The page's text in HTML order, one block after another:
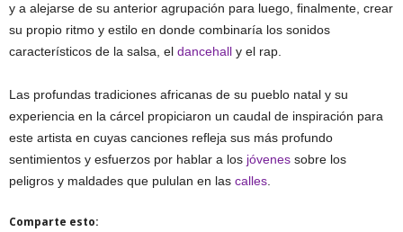
y a alejarse de su anterior agrupación para luego, finalmente, crear
su propio ritmo y estilo en donde combinaría los sonidos
característicos de la salsa, el dancehall y el rap.
Las profundas tradiciones africanas de su pueblo natal y su
experiencia en la cárcel propiciaron un caudal de inspiración para
este artista en cuyas canciones refleja sus más profundo
sentimientos y esfuerzos por hablar a los jóvenes sobre los
peligros y maldades que pululan en las calles
Comparte esto: